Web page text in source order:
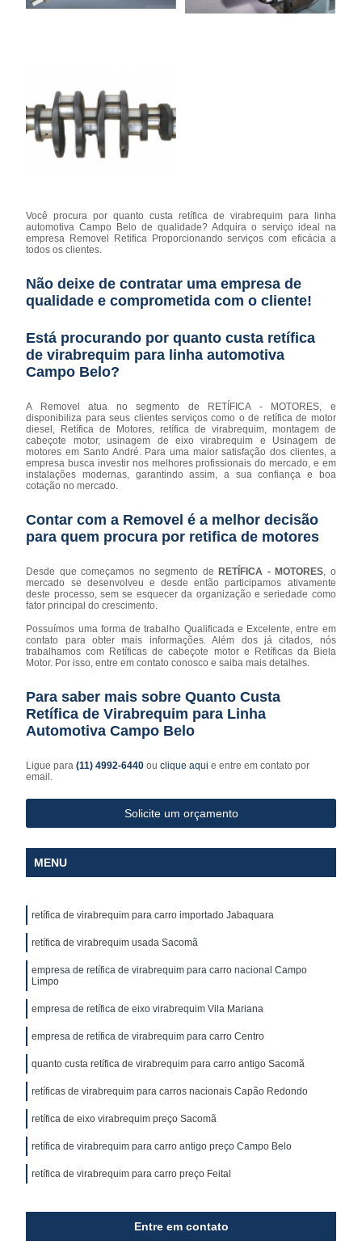
Você procura por quanto custa retífica de virabrequim para linha
automotiva Campo Belo de qualidade? Adquira o serviço ideal na
empresa Removel Retifica Proporcionando serviços com eficácia a
todos os clientes.
Não deixe de contratar uma empresa de
qualidade e comprometida com o cliente!
Está procurando por quanto custa retífica
de virabrequim para linha automotiva
Campo Belo?
A Removel atua no segmento de RETÍFICA - MOTORES, e
disponibiliza para seus clientes serviços como o de retífica de motor
diesel, Retífica de Motores, retífica de virabrequim, montagem de
cabeçote motor, usinagem de eixo virabrequim e Usinagem de
motores em Santo André. Para uma maior satisfação dos clientes, a
empresa busca investir nos melhores profissionais do mercado, e em
instalações modernas, garantindo assim, a sua confiança e boa
cotação no mercado.
Contar com a Removel é a melhor decisão
para quem procura por retifica de motores
Desde que começamos no segmento deRETÍFICA - MOTORES , o
mercado se desenvolveu e desde então participamos ativamente
deste processo, sem se esquecer da organização e seriedade como
fator principal do crescimento.
Possuímos uma forma de trabalho Qualificada e Excelente, entre em
contato para obter mais informações. Além dos já citados, nós
trabalhamos com Retíficas de cabeçote motor e Retíficas da Biela
Motor. Por isso, entre em contato conosco e saiba mais detalhes.
Para saber mais sobre Quanto Custa
Retífica de Virabrequim para Linha
Automotiva Campo Belo
Ligue para(11) 4992-6440ouclique aqui e entre em contato por
email.
Solicite um orçamento
MENU
retífica de virabrequim para carro importado Jabaquara
retífica de virabrequim usada Sacomã
empresa de retífica de virabrequim para carro nacional Campo
Limpo
empresa de retífica de eixo virabrequim Vila Mariana
empresa de retífica de virabrequim para carro Centro
quanto custa retífica de virabrequim para carro antigo Sacomã
retíficas de virabrequim para carros nacionais Capão Redondo
retífica de eixo virabrequim preço Sacomã
retífica de virabrequim para carro antigo preço Campo Belo
retífica de virabrequim para carro preço Feital
Entre em contato